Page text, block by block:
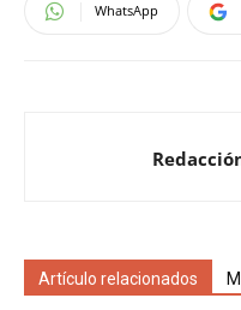
WhatsApp
Artículo relacionados